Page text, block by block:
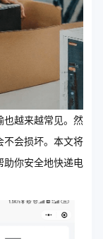
也越来越常见。然
不会损坏。本文将
助你安全地快递电